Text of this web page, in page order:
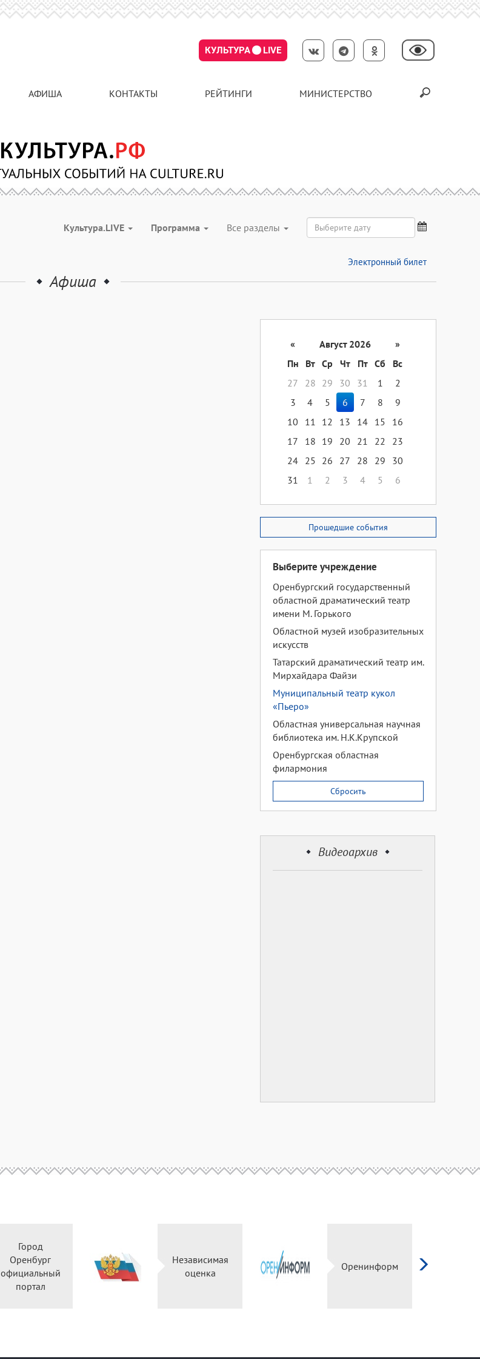
КУЛЬТУРА LIVE
АФИША КОНТАКТЫ РЕЙТИНГИ МИНИСТЕРСТВО
Культура.LIVE Программа Все разделы
Электронный билет
Афиша
« Август 2026
»
Пн
Вт Ср Чт Пт Сб
Вс
27
28 29 30 31 1
2
3
4 5 6 7 8
9
10
11 12 13 14 15
16
17
18 19 20 21 22
23
24 25 26 27 28 29
30
31
1 2 3 4 5 6
Прошедшие события
Выберите учреждение
Оренбургский государственный
областной драматический театр
имени М. Горького
Областной музей изобразительных
искусств
Татарский драматический театр им.
Мирхайдара Файзи
Муниципальный театр кукол
«Пьеро»
Областная универсальная научная
библиотека им. Н.К.Крупской
Оренбургская областная
филармония
Сбросить
Видеоархив
Город
Оренбург
официальный
портал
Независимая
оценка
Оренинформ